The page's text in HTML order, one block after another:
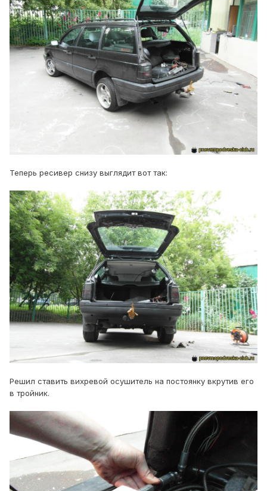
Теперь ресивер снизу выглядит вот так:
Решил ставить вихревой осушитель на постоянку вкрутив его
в тройник.